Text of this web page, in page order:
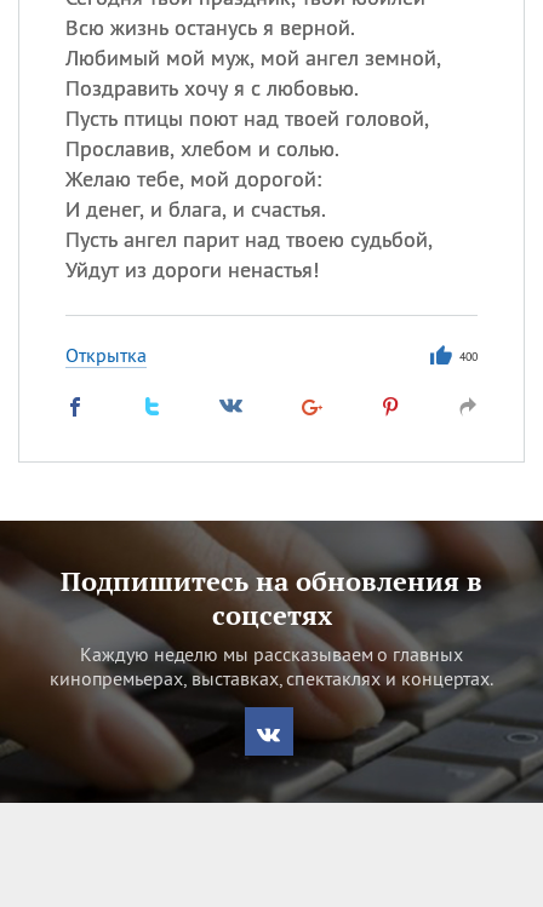
Всю жизнь останусь я верной.
Любимый мой муж, мой ангел земной,
Поздравить хочу я с любовью.
Пусть птицы поют над твоей головой,
Прославив, хлебом и солью.
Желаю тебе, мой дорогой:
И денег, и блага, и счастья.
Пусть ангел парит над твоею судьбой,
Уйдут из дороги ненастья!
Открытка 400
Подпишитесь на обновления в
соцсетях
Каждую неделю мы рассказываем о главных
кинопремьерах, выставках, спектаклях и концертах.